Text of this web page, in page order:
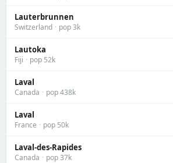
Lauterbrunnen
Switzerland · pop 3k
Lautoka
Fiji · pop 52k
Laval
Canada · pop 438k
Laval
France · pop 50k
Laval-des-Rapides
Canada · pop 37k